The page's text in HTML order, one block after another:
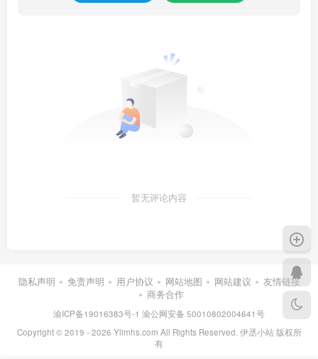
暂无评论内容
隐私声明 免责声明 用户协议 网站地图 网站建议
友情链接
商务合作
渝ICP备19016383号-1 渝公网安备 50010802004641号
Copyright © 2019 - 2026 Ylimhs.com All Rights Reserved. 伊丞小站 版权所
有